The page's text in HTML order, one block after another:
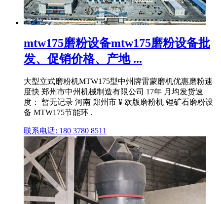
mtw175磨粉设备mtw175磨粉设备批
发、促销价格、产地 ...
大型立式磨粉机MTW175型中州牌雷蒙磨机优惠磨粉速
度快 郑州市中州机械制造有限公司 17年 月均发货速
度： 暂无记录 河南 郑州市 ¥ 欧版磨粉机 锂矿石磨粉设
备 MTW175节能环 .
联系电话: 180 3780 8511